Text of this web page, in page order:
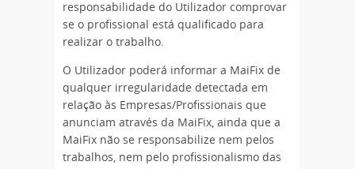
responsabilidade do Utilizador comprovar
se o profissional está qualificado para
realizar o trabalho.
O Utilizador poderá informar a MaiFix de
qualquer irregularidade detectada em
relação às Empresas/Profissionais que
anunciam através da MaiFix, ainda que a
MaiFix não se responsabilize nem pelos
trabalhos, nem pelo profissionalismo das